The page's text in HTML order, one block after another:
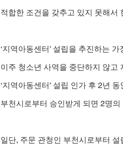
적합한 조건을 갖추고 있지 못해서
‘지역아동센터’ 설립을 추진하는 가
이주 청소년 사역을 중단하지 않고
‘지역아동센터’ 설립 인가 후 2년
부천시로부터 승인받게 되면 2명
일단, 주문 관청인 부천시로부터 설